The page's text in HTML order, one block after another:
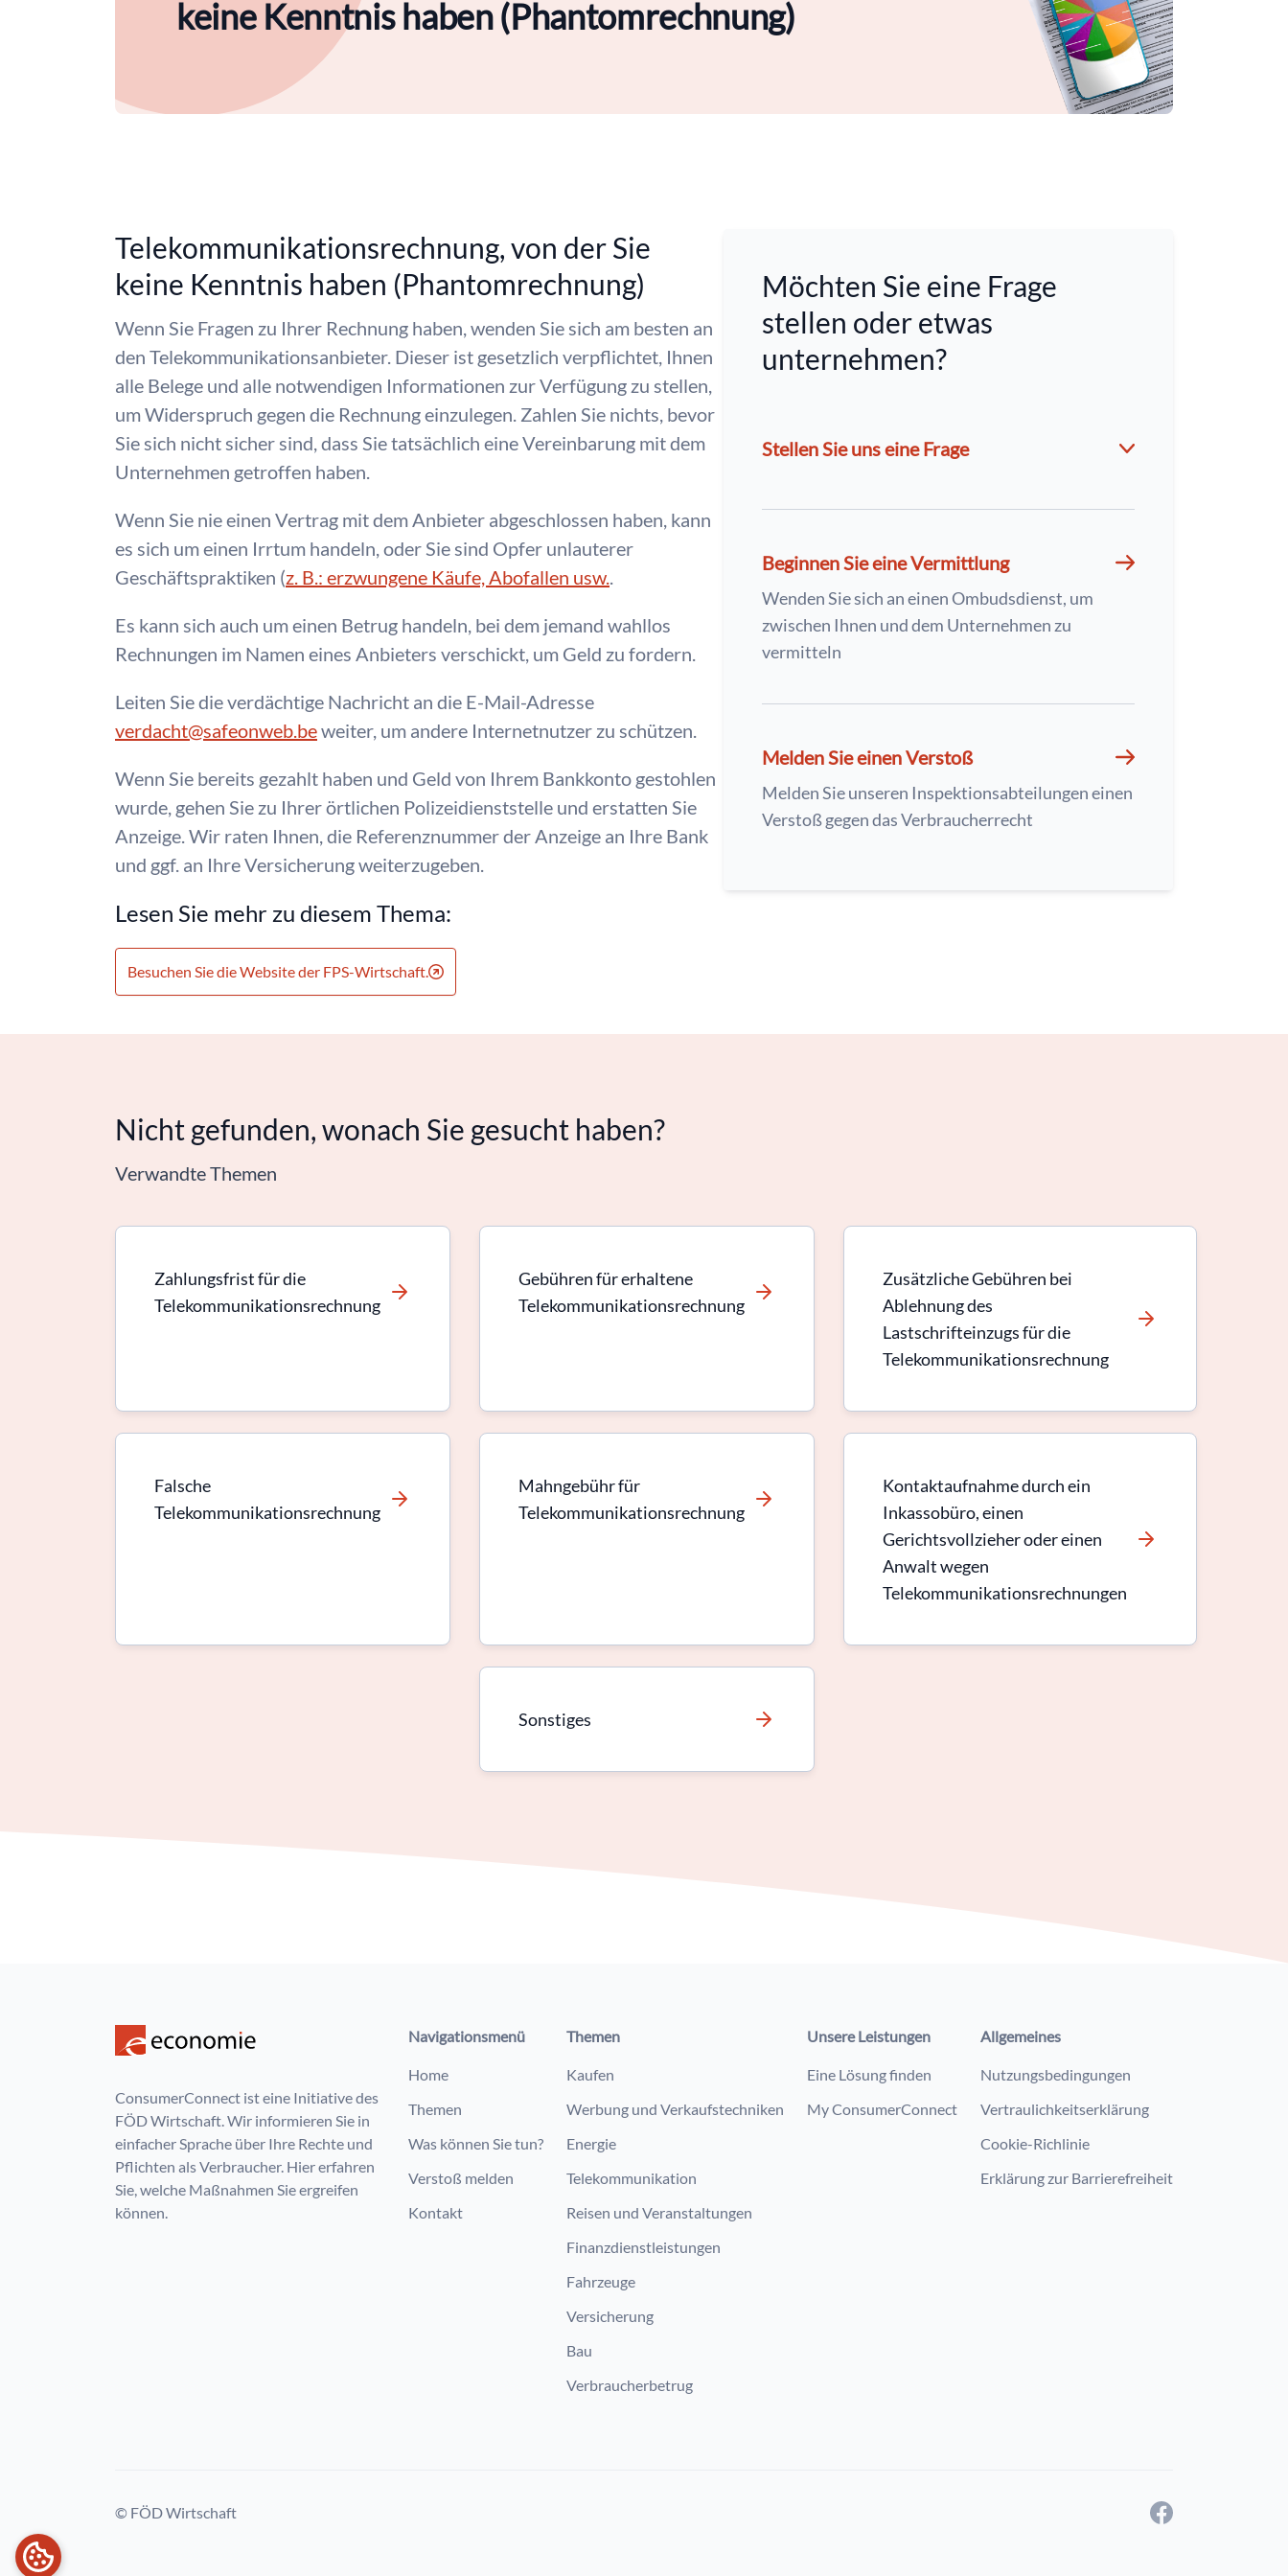
keine Kenntnis haben (Phantomrechnung)
Telekommunikationsrechnung, von der Sie
keine Kenntnis haben (Phantomrechnung)
Wenn Sie Fragen zu Ihrer Rechnung haben, wenden Sie sich am besten an
den Telekommunikationsanbieter. Dieser ist gesetzlich verpflichtet, Ihnen
alle Belege und alle notwendigen Informationen zur Verfügung zu stellen,
um Widerspruch gegen die Rechnung einzulegen. Zahlen Sie nichts, bevor
Sie sich nicht sicher sind, dass Sie tatsächlich eine Vereinbarung mit dem
Unternehmen getroffen haben.
Wenn Sie nie einen Vertrag mit dem Anbieter abgeschlossen haben, kann
es sich um einen Irrtum handeln, oder Sie sind Opfer unlauterer
Geschäftspraktiken (z. B.: erzwungene Käufe, Abofallen usw..
Es kann sich auch um einen Betrug handeln, bei dem jemand wahllos
Rechnungen im Namen eines Anbieters verschickt, um Geld zu fordern.
Leiten Sie die verdächtige Nachricht an die E-Mail-Adresse
verdacht@safeonweb.beweiter, um andere Internetnutzer zu schützen.
Wenn Sie bereits gezahlt haben und Geld von Ihrem Bankkonto gestohlen
wurde, gehen Sie zu Ihrer örtlichen Polizeidienststelle und erstatten Sie
Anzeige. Wir raten Ihnen, die Referenznummer der Anzeige an Ihre Bank
und ggf. an Ihre Versicherung weiterzugeben.
Lesen Sie mehr zu diesem Thema:
Besuchen Sie die Website der FPS-Wirtschaft.
Möchten Sie eine Frage
stellen oder etwas
unternehmen?
Stellen Sie uns eine Frage
Beginnen Sie eine Vermittlung
Wenden Sie sich an einen Ombudsdienst, um
zwischen Ihnen und dem Unternehmen zu
vermitteln
Melden Sie einen Verstoß
Melden Sie unseren Inspektionsabteilungen einen
Verstoß gegen das Verbraucherrecht
Nicht gefunden, wonach Sie gesucht haben?
Verwandte Themen
Zahlungsfrist für die
Telekommunikationsrechnung
Gebühren für erhaltene
Telekommunikationsrechnung
Zusätzliche Gebühren bei
Ablehnung des
Lastschrifteinzugs für die
Telekommunikationsrechnung
Falsche
Telekommunikationsrechnung
Mahngebühr für
Telekommunikationsrechnung
Kontaktaufnahme durch ein
Inkassobüro, einen
Gerichtsvollzieher oder einen
Anwalt wegen
Telekommunikationsrechnungen
Sonstiges
ConsumerConnect ist eine Initiative des
FÖD Wirtschaft. Wir informieren Sie in
einfacher Sprache über Ihre Rechte und
Pflichten als Verbraucher. Hier erfahren
Sie, welche Maßnahmen Sie ergreifen
können.
Navigationsmenü
Home
Themen
Was können Sie tun?
Verstoß melden
Kontakt
Themen
Kaufen
Werbung und Verkaufstechniken
Energie
Telekommunikation
Reisen und Veranstaltungen
Finanzdienstleistungen
Fahrzeuge
Versicherung
Bau
Verbraucherbetrug
Unsere Leistungen
Eine Lösung finden
My ConsumerConnect
Allgemeines
Nutzungsbedingungen
Vertraulichkeitserklärung
Cookie-Richlinie
Erklärung zur Barrierefreiheit
© FÖD Wirtschaft
COOKIES-EINSTELLUNGEN